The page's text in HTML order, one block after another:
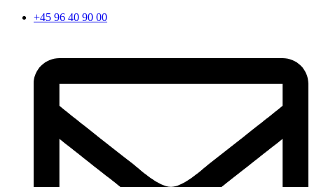
Videre+45 96 40 90 00